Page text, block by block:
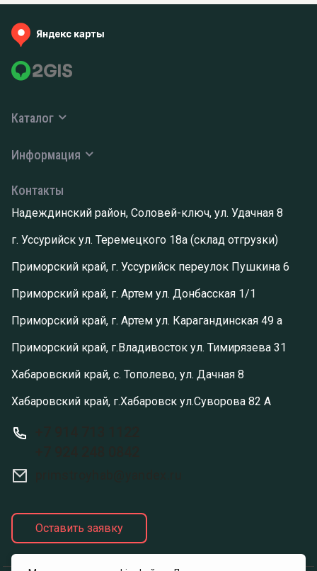
Каталог
Информация
Контакты
Надеждинский район, Соловей-ключ, ул. Удачная 8
г. Уссурийск ул. Теремецкого 18а (склад отгрузки)
Приморский край, г. Уссурийск переулок Пушкина 6
Приморский край, г. Артем ул. Донбасская 1/1
Приморский край, г. Артем ул. Карагандинская 49 а
Приморский край, г.Владивосток ул. Тимирязева 31
Хабаровский край, с. Тополево, ул. Дачная 8
Хабаровский край, г.Хабаровск ул.Суворова 82 А
Оставить заявку